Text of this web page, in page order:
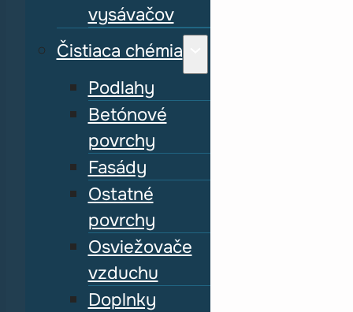
vysávačov
Čistiaca chémia
Podlahy
Betónové
povrchy
Fasády
Ostatné
povrchy
Osviežovače
vzduchu
Doplnky